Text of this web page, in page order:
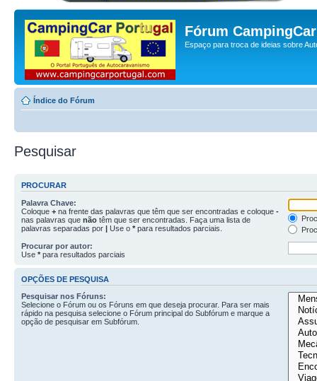
Fórum
Espaço para troca de ideias sobre
Índice do Fórum
Pesquisar
PROCURAR
Palavra Chave:
Coloque + na frente das palavras que têm que ser encontradas e coloque -
nas palavras que não têm que ser encontradas. Faça uma lista de
palavras separadas por | Use o * para resultados parciais.
Procurar por autor:
Use * para resultados parciais
OPÇÕES DE PESQUISA
Pesquisar nos Fóruns:
Selecione o Fórum ou os Fóruns em que deseja procurar. Para ser mais
rápido na pesquisa selecione o Fórum principal do Subfórum e marque a
opção de pesquisar em Subfórum.